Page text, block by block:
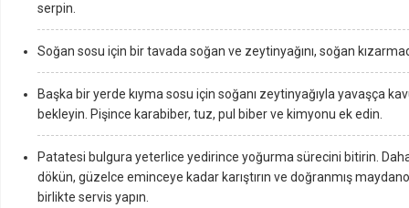
serpin.
Soğan sosu için bir tavada soğan ve zeytinyağını, soğan
Başka bir yerde kıyma sosu için soğanı zeytinyağıyla yavaşça
bekleyin. Pişince karabiber, tuz, pul biber ve kimyonu ek edin.
Patatesi bulgura yeterlice yedirince yoğurma sürecini bitirin.
dökün, güzelce eminceye kadar karıştırın ve doğranmış
birlikte servis yapın.